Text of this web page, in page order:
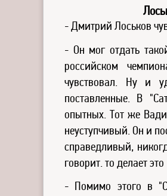
- Дмитрий Лоськов
- Он мог отдать
российском
чувствовал. Ну и
поставленные. В
опытных. Тот же
неуступчивый. Он и
справедливый,
говорит. то делает
- Помимо этого в